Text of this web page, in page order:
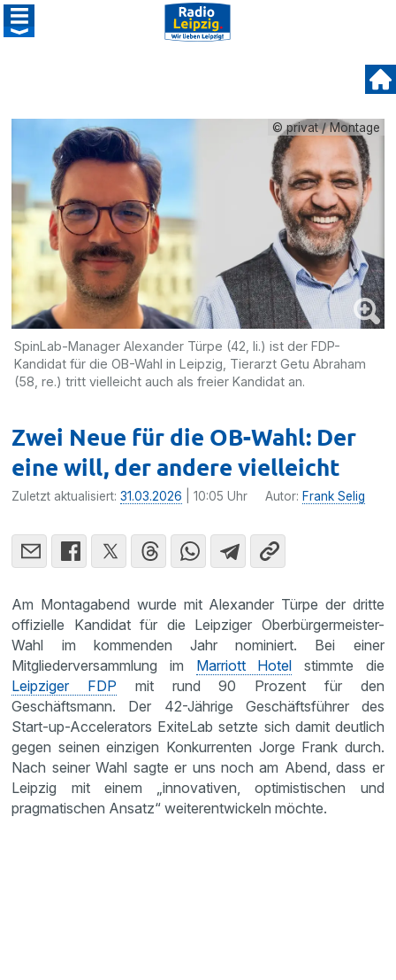
© privat / Montage
SpinLab-Manager Alexander Türpe (42, li.) ist der FDP-
Kandidat für die OB-Wahl in Leipzig, Tierarzt Getu Abraham
(58, re.) tritt vielleicht auch als freier Kandidat an.
Zwei Neue für die OB-Wahl: Der
eine will, der andere vielleicht
Zuletzt aktualisiert:31.03.2026 | 10:05 Uhr Autor: Frank Selig
Am Montagabend wurde mit Alexander Türpe der dritte
offizielle Kandidat für die Leipziger Oberbürgermeister-
Wahl im kommenden Jahr nominiert. Bei einer
Mitgliederversammlung im Marriott Hotel stimmte die
Leipziger FDP mit rund 90 Prozent für den
Geschäftsmann. Der 42-Jährige Geschäftsführer des
Start-up-Accelerators ExiteLab setzte sich damit deutlich
gegen seinen einzigen Konkurrenten Jorge Frank durch.
Nach seiner Wahl sagte er uns noch am Abend, dass er
Leipzig mit einem „innovativen, optimistischen und
pragmatischen Ansatz“ weiterentwickeln möchte.